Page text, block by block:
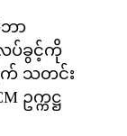
ာ
ပ်ခွင့်ကို
သတင်း
ဥက္ကဋ္ဌ